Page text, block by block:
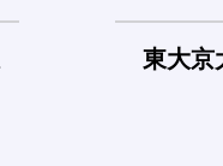
東大京